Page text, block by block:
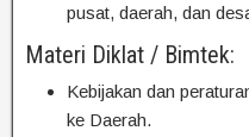
pusat, daerah, dan
Materi Diklat / Bimtek:
Kebijakan dan
ke Daerah.